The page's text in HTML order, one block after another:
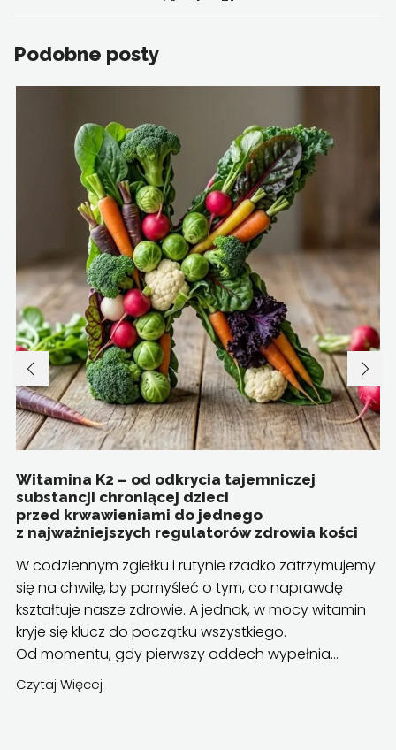
Podobne posty
Witamina K2 – od odkrycia tajemniczej
substancji chroniącej dzieci
przed krwawieniami do jednego
z najważniejszych regulatorów zdrowia kości
W codziennym zgiełku i rutynie rzadko zatrzymujemy
się na chwilę, by pomyśleć o tym, co naprawdę
kształtuje nasze zdrowie. A jednak, w mocy witamin
kryje się klucz do początku wszystkiego.
Od momentu, gdy pierwszy oddech wypełnia...
Czytaj Więcej